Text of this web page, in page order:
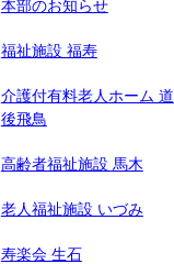
本部のお知らせ
福祉施設 福寿
介護付有料老人ホーム 道
後飛鳥
高齢者福祉施設 馬木
老人福祉施設 いづみ
寿楽会 生石